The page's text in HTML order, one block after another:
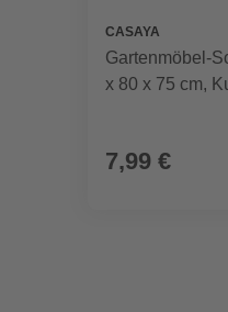
CASAYA
Gartenmöbel-
x 80 x 75 cm,
7,99 €